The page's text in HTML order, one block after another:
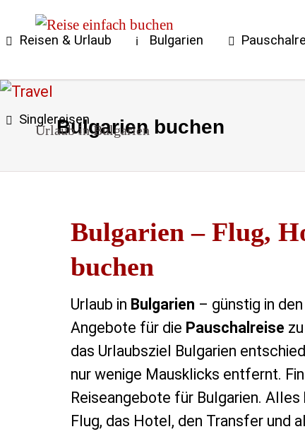
Reisen & Urlaub Bulgarien
SinglereisenBulgarien buchen
Urlaub in Bulgarien
Bulgarien – Flug,
buchen
Urlaub in Bulgarien – günstig in
Angebote für die Pauschalreise
das Urlaubsziel Bulgarien
nur wenige Mausklicks entfernt.
Reiseangebote für Bulgarien.
Flug, das Hotel, den Transfer und